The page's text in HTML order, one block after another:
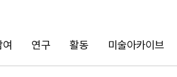
연구 활동 미술아카이브